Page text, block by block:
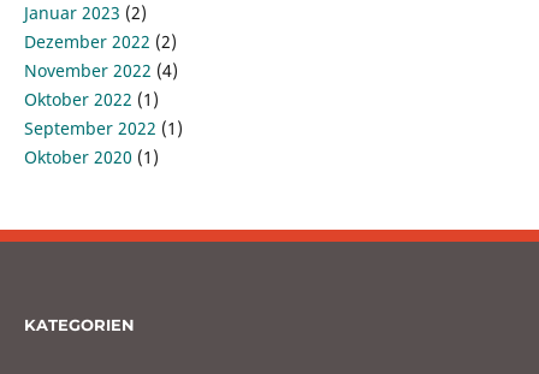
Januar 2023 (2)
Dezember 2022 (2)
November 2022 (4)
Oktober 2022 (1)
September 2022 (1)
Oktober 2020 (1)
KATEGORIEN